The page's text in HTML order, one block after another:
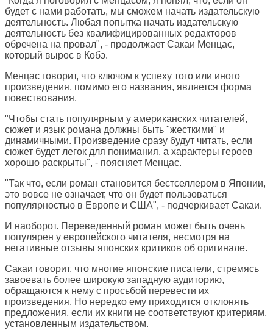
будет с нами работать, мы сможем начать издательскую
деятельность. Любая попытка начать издательскую
деятельность без квалифицированных редакторов
обречена на провал", - продолжает Сакаи Менцас,
который вырос в Кобэ.
Менцас говорит, что ключом к успеху того или иного
произведения, помимо его названия, является форма
повествования.
"Чтобы стать популярным у американских читателей,
сюжет и язык романа должны быть "жесткими" и
динамичными. Произведение сразу будут читать, если
сюжет будет легок для понимания, а характеры героев
хорошо раскрыты", - поясняет Менцас.
"Так что, если роман становится бестселлером в Японии,
это вовсе не означает, что он будет пользоваться
популярностью в Европе и США", - подчеркивает Сакаи.
И наоборот. Переведенный роман может быть очень
популярен у европейского читателя, несмотря на
негативные отзывы японских критиков об оригинале.
Сакаи говорит, что многие японские писатели, стремясь
завоевать более широкую западную аудиторию,
обращаются к нему с просьбой перевести их
произведения. Но нередко ему приходится отклонять
предложения, если их книги не соответствуют критериям,
установленным издательством.